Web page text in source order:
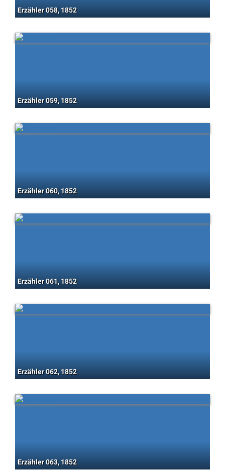
Erzähler 058, 1852
Erzähler 059, 1852
Erzähler 060, 1852
Erzähler 061, 1852
Erzähler 062, 1852
Erzähler 063, 1852